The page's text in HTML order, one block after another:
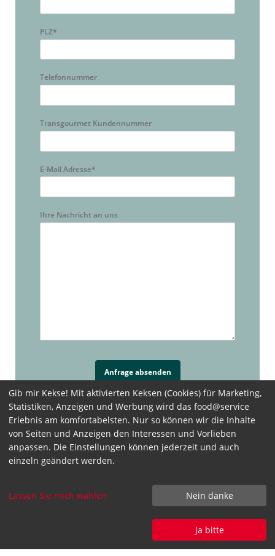
PLZ*
Telefonnummer
Transgourmet Kundennummer
E-Mail Adresse*
Ihre Nachricht an uns
Anfrage absenden
Gib mir Kekse! Mit aktivierten Keksen (Cookies) für Marketing,
Statistiken, Anzeigen und Werbung wird das food@service
Erlebnis am komfortabelsten. Nur so können wir die Inhalte
von Seiten und Anzeigen den Interessen und Vorlieben
anpassen. Die Einstellungen können jederzeit und auch
einzeln geändert werden.
Lassen Sie mich wählen Nein danke
Ja bitte